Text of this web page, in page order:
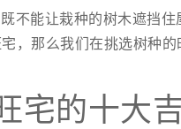
不能让栽种的树木遮挡
，那么我们在挑选树种
宅的十大